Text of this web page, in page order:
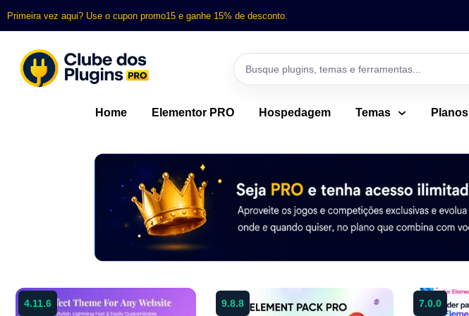
Primeira vez aqui? Use o cupon promo15 e ganhe 15% de desconto.
Home Elementor PRO Hospedagem Temas Planos
4.11.6 9.8.8 7.0.0